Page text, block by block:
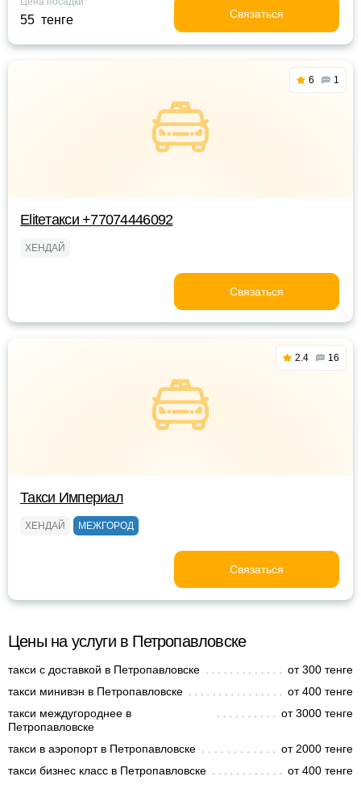
55 тенге Связаться
6 1
Eliteтакси +77074446092
ХЕНДАЙ
Связаться
2.4 16
Такси Империал
ХЕНДАЙ МЕЖГОРОД
Связаться
Цены на услуги в Петропавловске
такси с доставкой в Петропавловске
от 300 тенге
такси минивэн в Петропавловске
от 400 тенге
такси междугороднее в
Петропавловске
от 3000 тенге
такси в аэропорт в Петропавловске
от 2000 тенге
такси бизнес класс в Петропавловске
от 400 тенге